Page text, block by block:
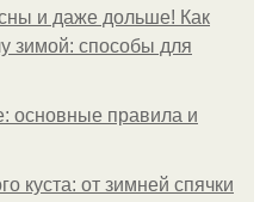
и даже дольше! Как
зимой: способы для
основные правила и
куста: от зимней спячки